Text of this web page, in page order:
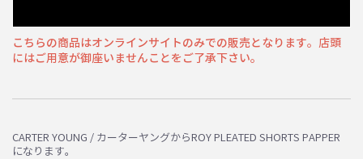
こちらの商品はオンラインサイトのみでの販売となります。店頭
にはご用意が御座いませんことをご了承下さい。
CARTER YOUNG / カーターヤングからROY PLEATED SHORTS PAPPER
になります。
お買い物を続ける カートへ進む